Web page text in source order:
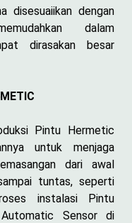
disesuaiikan dengan
dalam
dirasakan besar
Pintu Hermetic
untuk menjaga
dari awal
tuntas, seperti
instalasi Pintu
Sensor di